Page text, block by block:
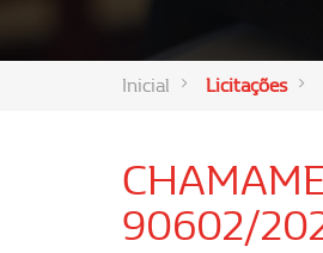
Inicial Licitações
90602/